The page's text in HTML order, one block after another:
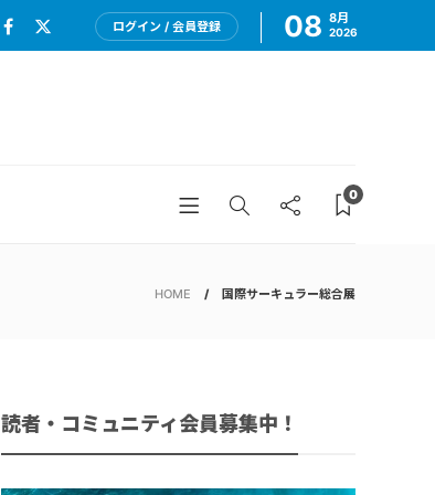
ログイン / 会員登録 08 8月
2026
0
HOME 国際サーキュラー総合展
読者・コミュニティ会員募集中！